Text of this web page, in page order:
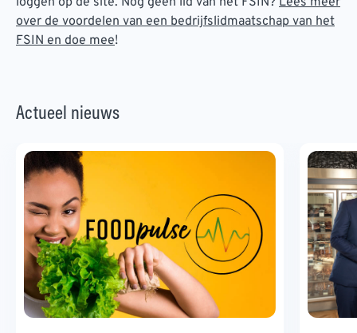
over de voordelen van een bedrijfslidmaatschap van het
FSIN en doe mee!
Actueel nieuws